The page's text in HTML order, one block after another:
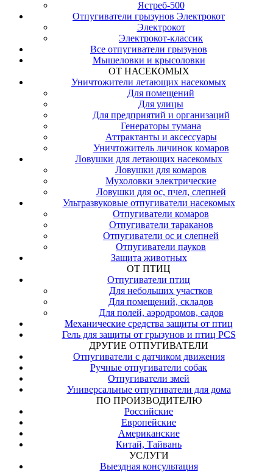
Ястреб-500
Отпугиватели грызунов Электрокот
Электрокот
Электрокот-классик
Все отпугиватели грызунов
Мышеловки и крысоловки
ОТ НАСЕКОМЫХ
Уничтожители летающих насекомых
Для помещений
Для улицы
Для предприятий и организаций
Генераторы тумана
Аттрактанты и аксессуары
Уничтожитель личинок комаров
Ловушки для летающих насекомых
Ловушки для комаров
Мухоловки электрические
Ловушки для ос, пчел, слепней
Ультразвуковые отпугиватели насекомых
Отпугиватели комаров
Отпугиватели тараканов
Отпугиватели ос и слепней
Отпугиватели пауков
Защита животных
ОТ ПТИЦ
Отпугиватели птиц
Для небольших участков
Для помещений, складов
Для полей, аэродромов, садов
Механические средства защиты от птиц
Гель для защиты от грызунов и птиц PCS
ДРУГИЕ ОТПУГИВАТЕЛИ
Отпугиватели с датчиком движения
Ручные отпугиватели собак
Отпугиватели змей
Универсальные отпугиватели для дома
ПО ПРОИЗВОДИТЕЛЮ
Российские
Европейские
Американские
Китай, Тайвань
УСЛУГИ
Выездная консультация